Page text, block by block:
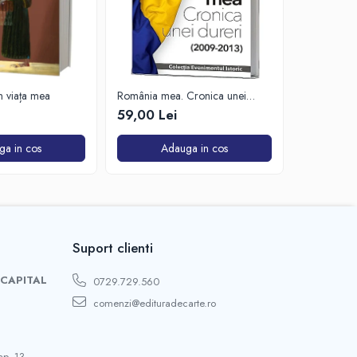
viața mea
in cos
România mea. Cronica unei
dureri (2009-2013)
59,00 Lei
Adauga in cos
Suport clienti
0729.729.560
comenzi@edituradecarte.ro